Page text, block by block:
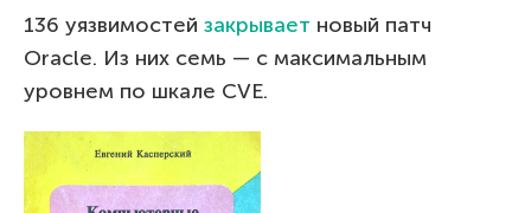
136 уязвимостей закрывает новый патч
Oracle. Из них семь — с максимальным
уровнем по шкале CVE.